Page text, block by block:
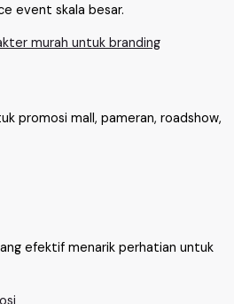
event skala besar.
promosi mall, pameran, roadshow,
efektif menarik perhatian untuk